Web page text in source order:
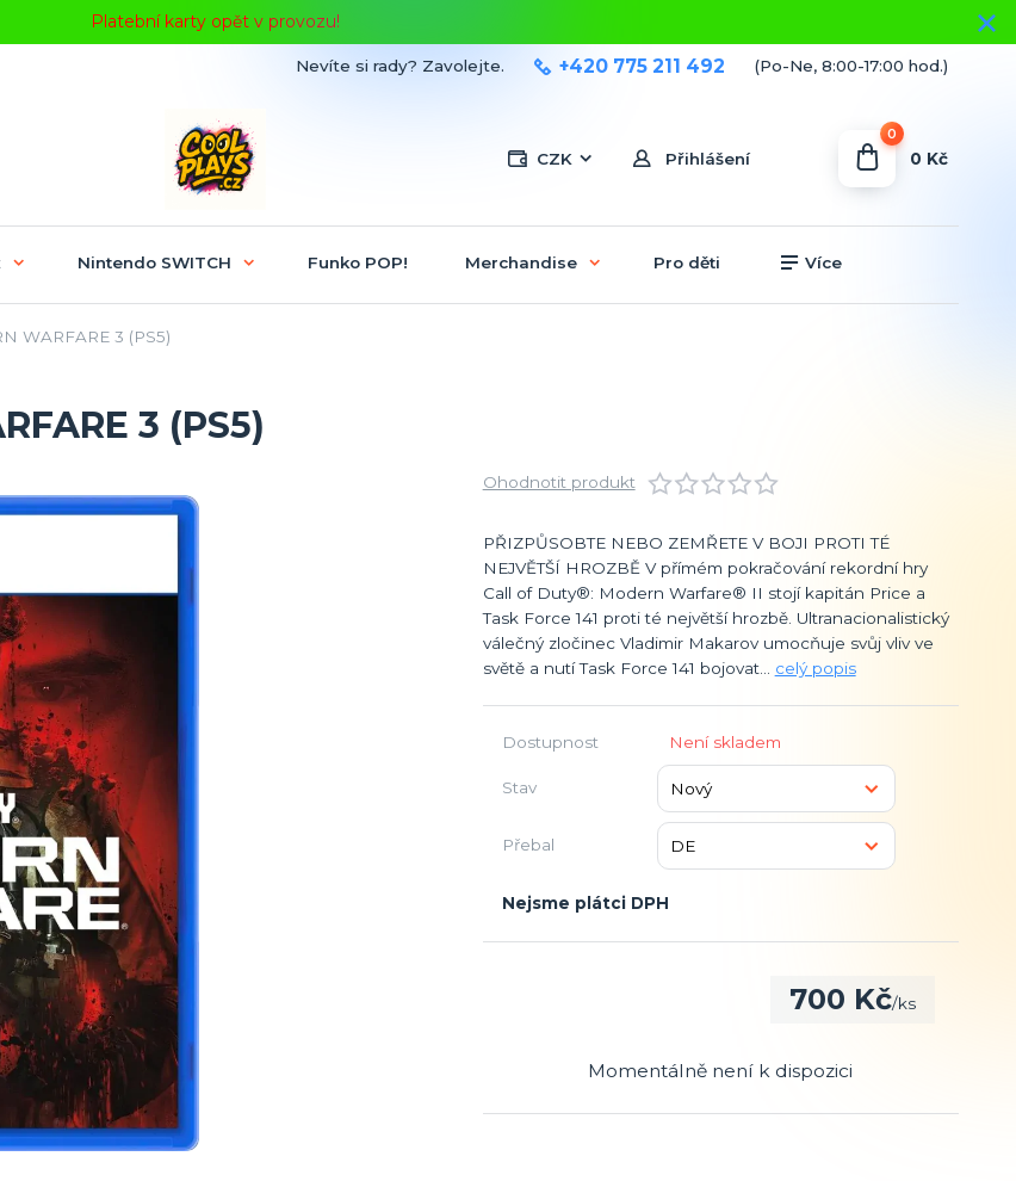
Platební karty opět v provozu!
CZK Přihlášení
Nevíte si rady? Zavolejte. +420 775 211 492 (Po-Ne, 8:00-17:00 hod.)
0
0 Kč
Nintendo SWITCH Funko POP! Merchandise Pro děti Více
WARFARE 3 (PS5)
3 (PS5)
Ohodnotit produkt
PŘIZPŮSOBTE NEBO ZEMŘETE V BOJI PROTI TÉ
NEJVĚTŠÍ HROZBĚ V přímém pokračování rekordní hry
Call of Duty®: Modern Warfare® II stojí kapitán Price a
Task Force 141 proti té největší hrozbě. Ultranacionalistický
válečný zločinec Vladimir Makarov umocňuje svůj vliv ve
světě a nutí Task Force 141 bojovat... celý popis
Dostupnost Není skladem
Stav
Přebal
Nejsme plátci DPH
700 Kč/ks
Momentálně není k dispozici